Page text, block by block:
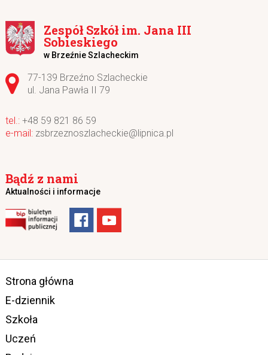
Zespół Szkół im. Jana III
Sobieskiego
w Brzeźnie Szlacheckim
Adres pocztowy:
77-139 Brzeźno Szlacheckie
ul. Jana Pawła II 79
+48 59 821 86 59
zsbrzeznoszlacheckie@lipnica.pl
Bądź z nami
Aktualności i informacje
Strona główna
E-dziennik
Szkoła
Uczeń